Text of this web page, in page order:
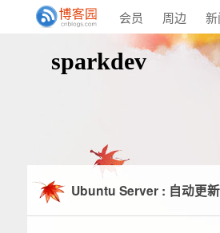
会员 周边
sparkdev
Ubuntu Server : 自动更新